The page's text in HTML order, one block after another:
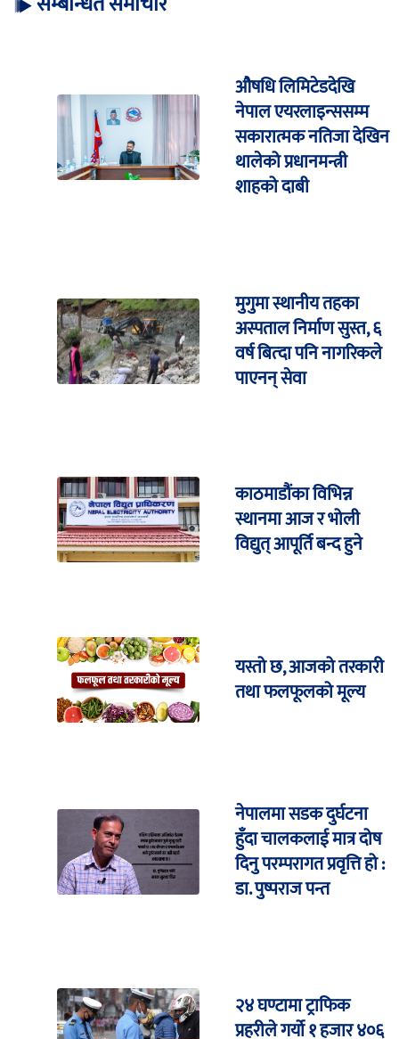
औषधि लिमिटेडदेखि
नेपाल एयरलाइन्ससम्म
सकारात्मक नतिजा देखिन
थालेको प्रधानमन्त्री
शाहको दाबी
मुगुमा स्थानीय तहका
अस्पताल निर्माण सुस्त, ६
वर्ष बित्दा पनि नागरिकले
पाएनन् सेवा
काठमाडौंका विभिन्न
स्थानमा आज र भोली
विद्युत् आपूर्ति बन्द हुने
यस्तो छ, आजको तरकारी
तथा फलफूलको मूल्य
नेपालमा सडक दुर्घटना
हुँदा चालकलाई मात्र दोष
दिनु परम्परागत प्रवृत्ति हो :
डा. पुष्पराज पन्त
२४ घण्टामा ट्राफिक
प्रहरीले गर्यो १ हजार ४०६